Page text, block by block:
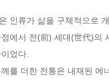
인류가 삶을 구체적으로
에서 전(前) 세대(世代)
었다.
를 더한 전통은 내재된